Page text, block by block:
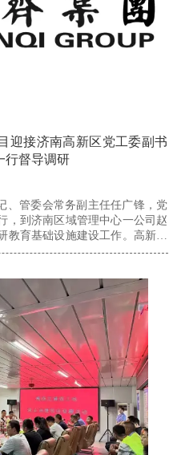
迎接济南高新区党工委副书
行督导调研
、管委会常务副主任任广锋，党
，到济南区域管理中心一公司赵
教育基础设施建设工作。高新区
部、审批服务部、教育文体部及